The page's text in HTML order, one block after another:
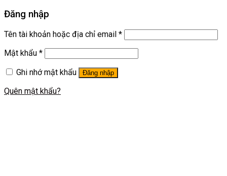
Đăng nhập
Tên tài khoản hoặc địa chỉ email *
Mật khẩu *
Ghi nhớ mật khẩu
Đăng nhập
Quên mật khẩu?